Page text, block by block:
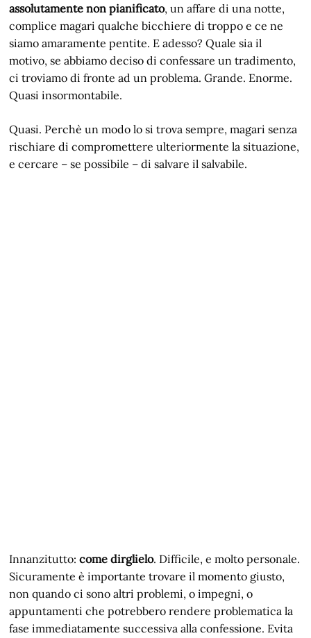
assolutamente non pianificato, un affare di una notte,
complice magari qualche bicchiere di troppo e ce ne
siamo amaramente pentite. E adesso? Quale sia il
motivo, se abbiamo deciso di confessare un tradimento,
ci troviamo di fronte ad un problema. Grande. Enorme.
Quasi insormontabile.
Quasi. Perchè un modo lo si trova sempre, magari senza
rischiare di compromettere ulteriormente la situazione,
e cercare – se possibile – di salvare il salvabile.
Innanzitutto:come dirglielo. Difficile, e molto personale.
Sicuramente è importante trovare il momento giusto,
non quando ci sono altri problemi, o impegni, o
appuntamenti che potrebbero rendere problematica la
fase immediatamente successiva alla confessione. Evita